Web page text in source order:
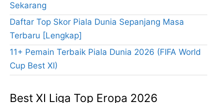
Sekarang
Daftar Top Skor Piala Dunia Sepanjang Masa
Terbaru [Lengkap]
11+ Pemain Terbaik Piala Dunia 2026 (FIFA World
Cup Best XI)
Best XI Liga Top Eropa 2026